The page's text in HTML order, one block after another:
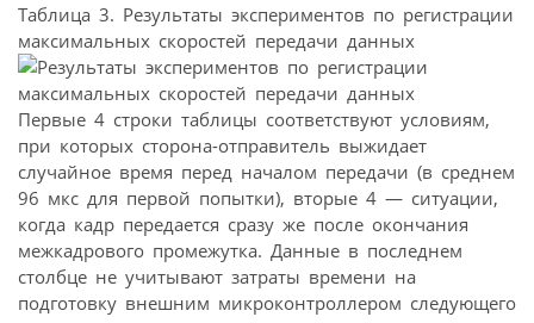
Таблица 3. Результаты экспериментов по регистрации
максимальных скоростей передачи данных
Первые 4 строки таблицы соответствуют условиям,
при которых сторона-отправитель выжидает
случайное время перед началом передачи (в среднем
96 мкс для первой попытки), вторые 4 — ситуации,
когда кадр передается сразу же после окончания
межкадрового промежутка. Данные в последнем
столбце не учитывают затраты времени на
подготовку внешним микроконтроллером следующего